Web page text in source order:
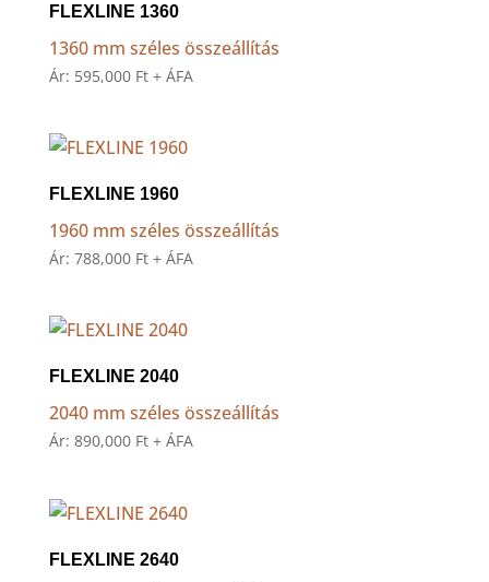
FLEXLINE 1360
1360 mm széles összeállítás
Ár: 595,000 Ft + ÁFA
FLEXLINE 1960
1960 mm széles összeállítás
Ár: 788,000 Ft + ÁFA
FLEXLINE 2040
2040 mm széles összeállítás
Ár: 890,000 Ft + ÁFA
FLEXLINE 2640